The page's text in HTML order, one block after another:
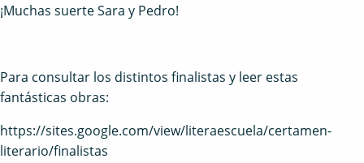
¡Muchas suerte Sara y Pedro!
Para consultar los distintos finalistas y leer estas
fantásticas obras:
https://sites.google.com/view/literaescuela/certamen-
literario/finalistas